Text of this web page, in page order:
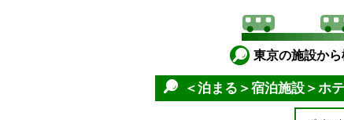
東京の施設か
＜泊まる＞宿泊施設＞ホ